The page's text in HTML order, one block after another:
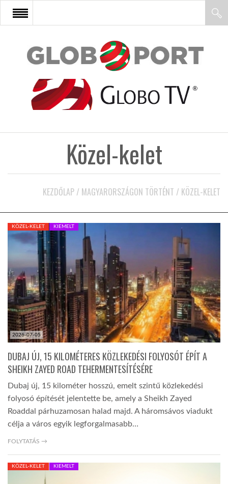
FŐOLDAL
AFRIKA
KÖZEL-KELET
AUSZTRÁLIA
A VILÁG ITTHON
GLOBOTV BP
HÍR3D
TROPICALMAGAZIN
Közel-kelet
KEZDŐLAP / MAGYARORSZÁGON TÖRTÉNT / KÖZEL-KELET
2026-07-05
KÖZEL-KELET KIEMELT
DUBAJ ÚJ, 15 KILOMÉTERES KÖZLEKEDÉSI FOLYOSÓT ÉPÍT A
SHEIKH ZAYED ROAD TEHERMENTESÍTÉSÉRE
Dubaj új, 15 kilométer hosszú, emelt szintű közlekedési
folyosó építését jelentette be, amely a Sheikh Zayed
Roaddal párhuzamosan halad majd. A háromsávos viadukt
célja a város egyik legforgalmasabb…
FOLYTATÁS →
KÖZEL-KELET KIEMELT